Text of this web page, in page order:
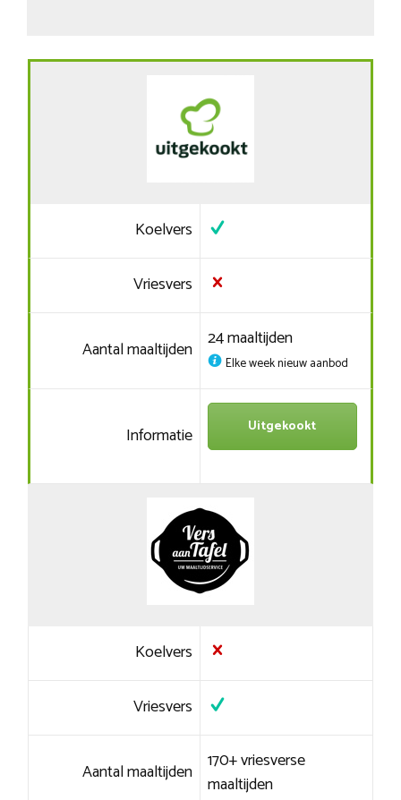
Koelvers
Vriesvers
Aantal maaltijden 24 maaltijden
Elke week nieuw aanbod
Informatie Uitgekookt
Koelvers
Vriesvers
Aantal maaltijden 170+ vriesverse
maaltijden